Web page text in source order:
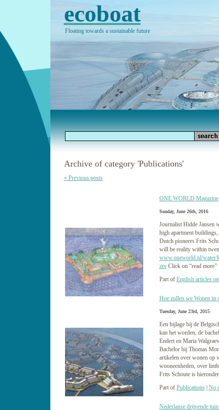
ecoboat
Floating towards a sustainable future
Archive of category 'Publications'
« Previous posts
ONE WORLD Magazine
Sunday, June 26th, 2016
Journalist Hidde Jansen
high apartment
Dutch pioneers Frits
will be reality within
www.oneworld.nl/water/
zeeClick on “read
Part of English articles
Hoe zullen we Wonen in
Tuesday, June 23rd, 2015
Een bijlage bij de
kan het worden, de
Endert en Maria
Bachelor bij Thomas
artikelen over wonen op
wooneenheden, over
Frits Schoute is
Part of Publications| No
Nederlanse drijvende